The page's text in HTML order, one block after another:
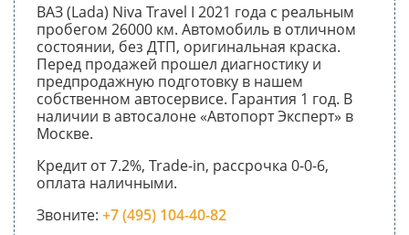
ВАЗ (Lada) Niva Travel I 2021 года с реальным
пробегом 26000 км. Автомобиль в отличном
состоянии, без ДТП, оригинальная краска.
Перед продажей прошел диагностику и
предпродажную подготовку в нашем
собственном автосервисе. Гарантия 1 год. В
наличии в автосалоне «Автопорт Эксперт» в
Москве.
Кредит от 7.2%, Trade-in, рассрочка 0-0-6,
оплата наличными.
Звоните: +7 (495) 104-40-82